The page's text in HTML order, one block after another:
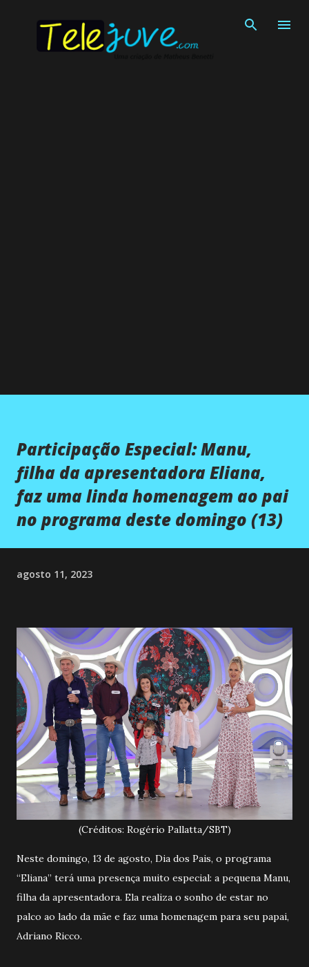
Participação Especial: Manu,
filha da apresentadora Eliana,
faz uma linda homenagem ao pai
no programa deste domingo (13)
agosto 11, 2023
(Créditos: Rogério Pallatta/SBT)
Neste domingo, 13 de agosto, Dia dos Pais, o programa
“Eliana” terá uma presença muito especial: a pequena Manu,
filha da apresentadora. Ela realiza o sonho de estar no
palco ao lado da mãe e faz uma homenagem para seu papai,
Adriano Ricco.